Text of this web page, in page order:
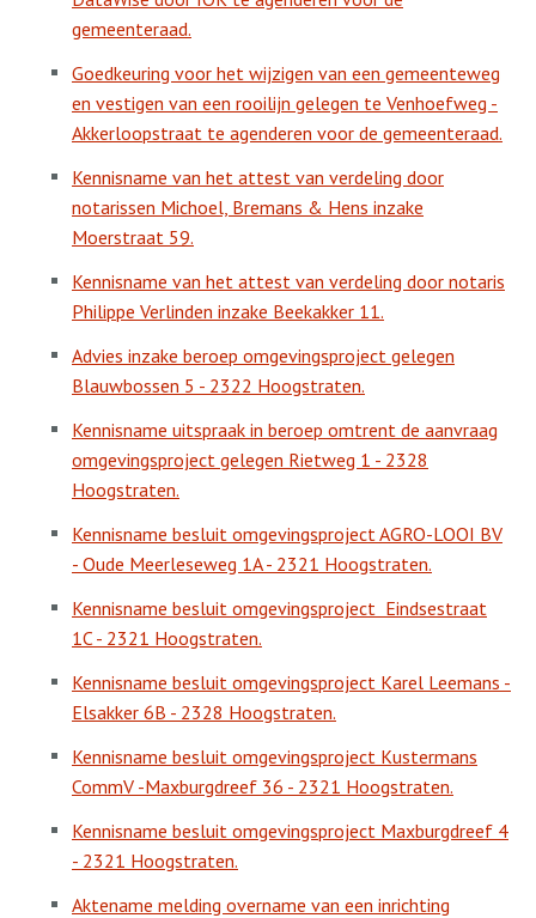
gemeenteraad.
Goedkeuring voor het wijzigen van een gemeenteweg
en vestigen van een rooilijn gelegen te Venhoefweg -
Akkerloopstraat te agenderen voor de gemeenteraad.
Kennisname van het attest van verdeling door
notarissen Michoel, Bremans & Hens inzake
Moerstraat 59.
Kennisname van het attest van verdeling door notaris
Philippe Verlinden inzake Beekakker 11.
Advies inzake beroep omgevingsproject gelegen
Blauwbossen 5 - 2322 Hoogstraten.
Kennisname uitspraak in beroep omtrent de aanvraag
omgevingsproject gelegen Rietweg 1 - 2328
Hoogstraten.
Kennisname besluit omgevingsproject AGRO-LOOI BV
- Oude Meerleseweg 1A - 2321 Hoogstraten.
Kennisname besluit omgevingsproject Eindsestraat
1C - 2321 Hoogstraten.
Kennisname besluit omgevingsproject Karel Leemans -
Elsakker 6B - 2328 Hoogstraten.
Kennisname besluit omgevingsproject Kustermans
CommV -Maxburgdreef 36 - 2321 Hoogstraten.
Kennisname besluit omgevingsproject Maxburgdreef 4
- 2321 Hoogstraten.
Aktename melding overname van een inrichting